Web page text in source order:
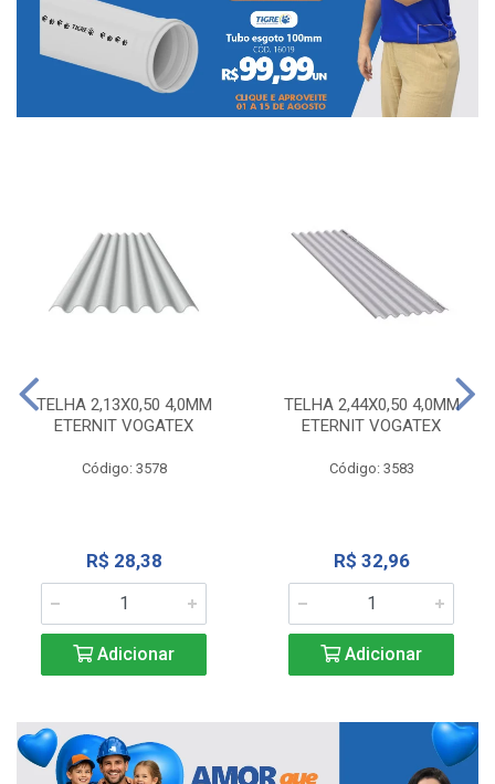
TELHA 2,13X0,50 4,0MM
ETERNIT VOGATEX
Código: 3578
R$ 28,38
Adicionar
TELHA 2,44X0,50 4,0MM
ETERNIT VOGATEX
Código: 3583
R$ 32,96
Adicionar